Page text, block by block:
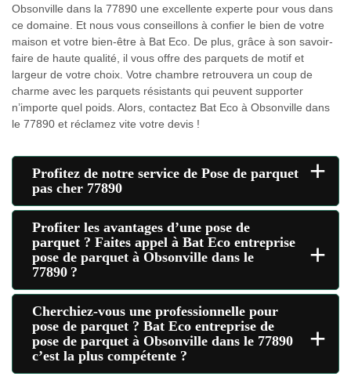
Obsonville dans la 77890 une excellente experte pour vous dans
ce domaine. Et nous vous conseillons à confier le bien de votre
maison et votre bien-être à Bat Eco. De plus, grâce à son savoir-
faire de haute qualité, il vous offre des parquets de motif et
largeur de votre choix. Votre chambre retrouvera un coup de
charme avec les parquets résistants qui peuvent supporter
n’importe quel poids. Alors, contactez Bat Eco à Obsonville dans
le 77890 et réclamez vite votre devis !
Profitez de notre service de Pose de parquet
pas cher 77890
+
Profiter les avantages d’une pose de
parquet ? Faites appel à Bat Eco entreprise
pose de parquet à Obsonville dans le
77890 ?
+
Cherchiez-vous une professionnelle pour
pose de parquet ? Bat Eco entreprise de
pose de parquet à Obsonville dans le 77890
c’est la plus compétente ?
+